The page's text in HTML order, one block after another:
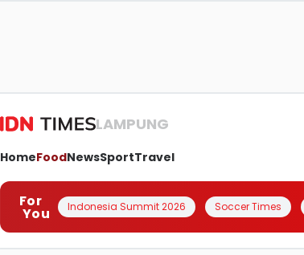
LAMPUNG
HomeFoodNewsSportTravel
For
You Indonesia Summit 2026 Soccer Times